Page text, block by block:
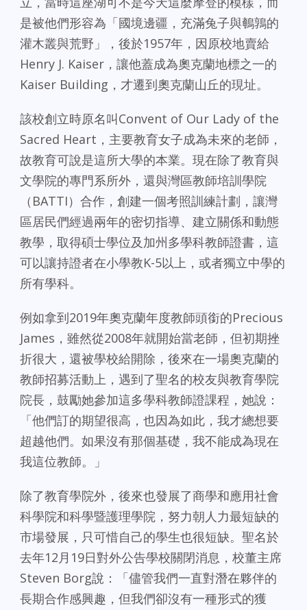
是被他們形容為「國境邊疆，充滿兔子與鵪鶉的
灌木叢與荒野」，後於1957年，因原校地賣給
Henry J. Kaiser，讓他蓋成為奧克蘭地標之一的
Kaiser Building，才遷到奧克蘭山丘的現址。
該校創立時原名叫Convent of Our Lady of the
Sacred Heart，主要教育女子成為未來的老師，
故教育可說是這所大學的本業。現在除了教育與
文學院的專門系所外，還與灣區教師培訓學院
（BATTI）合作，創建一個考照訓練計劃，讓灣
區居民們經過兩年的密切指導、建立關係和動態
教學，取得碩士學位及加州多學科教師證書，這
可以讓持證者在小學教K-5以上，或者獨立中學的
所有學科。
例如拿到2019年奧克蘭年度教師頭銜的Precious
James，雖然從2008年就開始當老師，但初期挫
折很大，還被學校給開除，後來在一場奧克蘭的
教師招募活動上，遇到了聖名的校友與教育學院
院長，鼓勵她參加這多學科教師證課程，她說：
「他們訂的期望很高，也因為如此，我才總想要
超越他們。如果沒有那個基礎，我不能成為現在
我這位教師。」
除了教育學院外，後來也發展了商學和應用社會
科學院和科學暨護理學院，努力朝人力最短缺的
市場發展，只可惜自己的學生也很短缺。聖名於
去年12月19日對外公告學校關閉消息，校董主席
Steven Borg說：「儘管我們一直對潛在夥伴的
長期合作感興趣，但我們卻沒有一種形式的獲